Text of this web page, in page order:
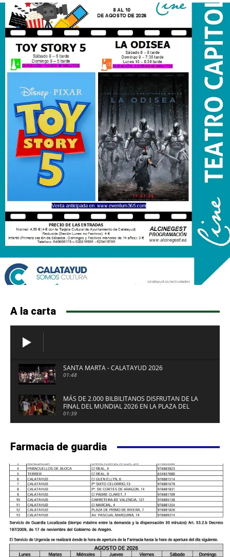
A la carta
SANTA MARTA - CALATAYUD 2026
01:48
MÁS DE 2.000 BILBILITANOS DISFRUTAN DE LA
FINAL DEL MUNDIAL 2026 EN LA PLAZA DEL
FUERTE DE CALATAYUD
01:39
Farmacia de guardia